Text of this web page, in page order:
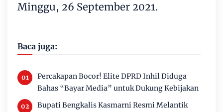
Minggu, 26 September 2021.
Baca juga:
Percakapan Bocor! Elite DPRD Inhil Diduga
Bahas “Bayar Media” untuk Dukung Kebijakan
Bupati Bengkalis Kasmarni Resmi Melantik